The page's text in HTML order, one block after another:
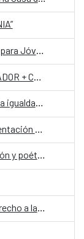
Convocatoria Abierta: 5 Plazas Becadas para Jóvenes Gestores de Festivales en Latinoamérica y África para participar al Atelier Donostia / San Sebastián 2025
INSPIRADORAS: Mujeres referentes por la igualdad y la lucha contra la violencia
Llamado a consultoría: Diseño e implementación piloto de una Guía de Educación Ambiental sobre la biodiversidad, los valores ambientales, socioculturales y los servicios ecosistémicos vinculados a los humedales del Paraguay
ACERVO PYPORE: Política de recuperación y poética de preservación de memorias sexo genéricas silenciadas